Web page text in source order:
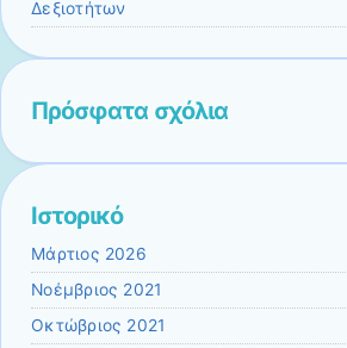
Δεξιοτήτων
Πρόσφατα σχόλια
Ιστορικό
Μάρτιος 2026
Νοέμβριος 2021
Οκτώβριος 2021